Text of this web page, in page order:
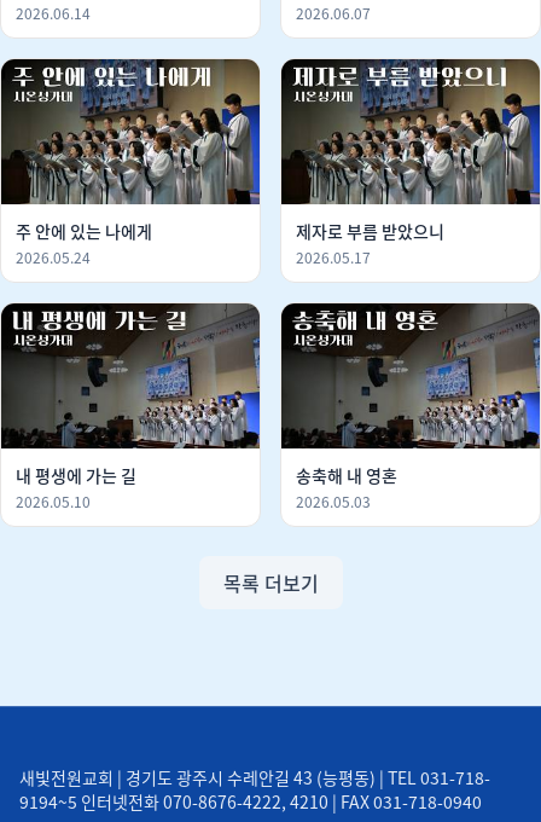
2026.06.14 2026.06.07
주 안에 있는 나에게
2026.05.24
제자로 부름 받았으니
2026.05.17
내 평생에 가는 길
2026.05.10
송축해 내 영혼
2026.05.03
목록 더보기
새빛전원교회 | 경기도 광주시 수레안길 43 (능평동) | TEL 031-718-
9194~5 인터넷전화 070-8676-4222, 4210 | FAX 031-718-0940